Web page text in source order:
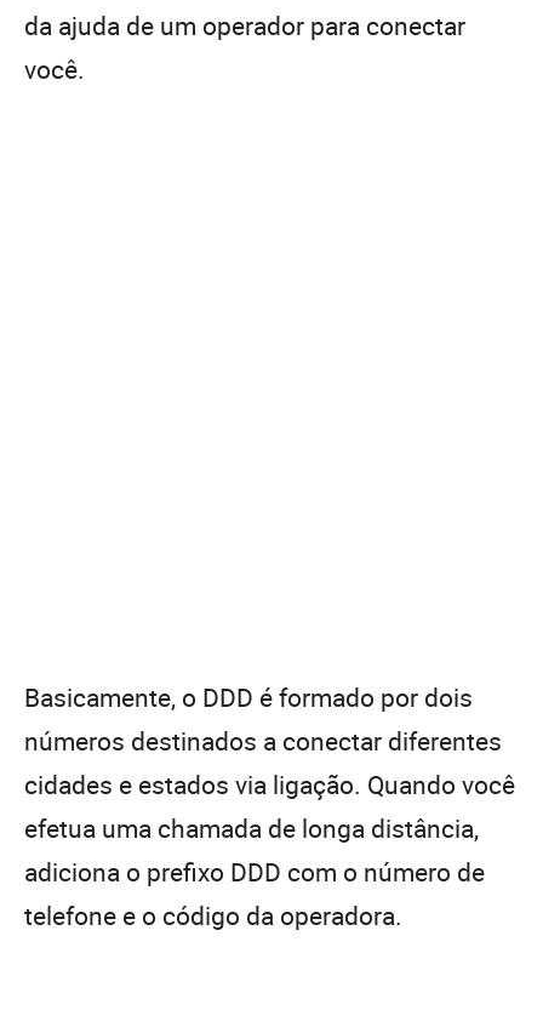
da ajuda de um operador para conectar
você.
Basicamente, o DDD é formado por dois
números destinados a conectar diferentes
cidades e estados via ligação. Quando você
efetua uma chamada de longa distância,
adiciona o prefixo DDD com o número de
telefone e o código da operadora.